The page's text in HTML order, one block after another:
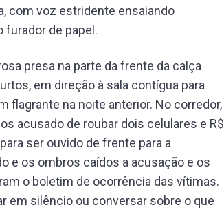
com voz estridente ensaiando
furador de papel.
presa na parte da frente da calça
em direção à sala contígua para
flagrante na noite anterior. No corredor,
acusado de roubar dois celulares e R$
ser ouvido de frente para a
e os ombros caídos a acusação e os
o boletim de ocorrência das vítimas.
em silêncio ou conversar sobre o que